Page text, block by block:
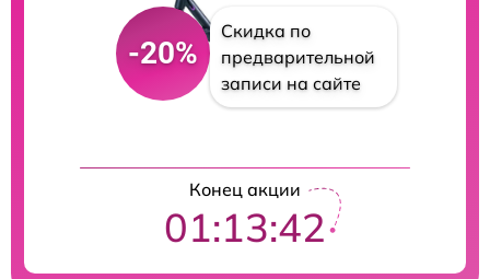
-20%
Скидка по
предварительной
записи на сайте
Конец акции
01:13:41